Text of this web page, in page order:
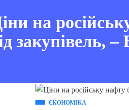
на
закупівель,
ЄКОНОМІКА